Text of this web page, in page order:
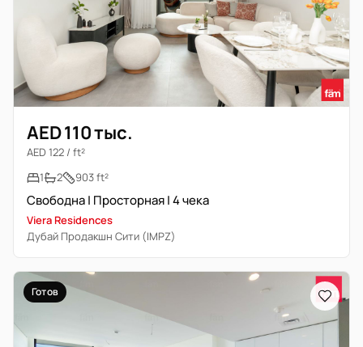
AED 110 тыс.
AED 122 / ft²
1
2 903 ft²
Свободна | Просторная | 4 чека
Viera Residences
Дубай Продакшн Сити (IMPZ)
Готов